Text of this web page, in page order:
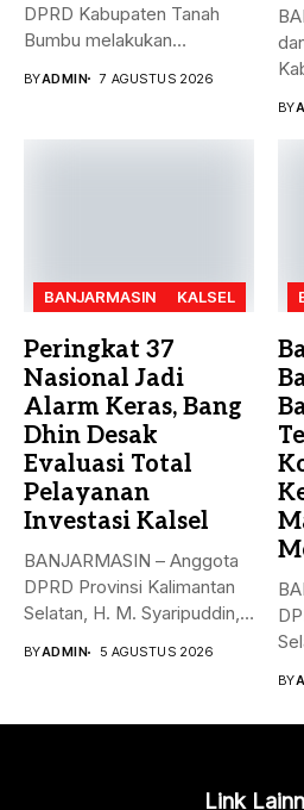
DPRD Kabupaten Tanah
Bumbu melakukan
BYADMIN 7 AGUSTUS 2026
BY
BANJARMASIN KALSEL
Peringkat 37
Nasional Jadi
Alarm Keras, Bang
Dhin Desak
Evaluasi Total
Pelayanan
Investasi Kalsel
BANJARMASIN – Anggota
DPRD Provinsi Kalimantan
Selatan, H. M. Syaripuddin,
BYADMIN 5 AGUSTUS 2026
BY
Link